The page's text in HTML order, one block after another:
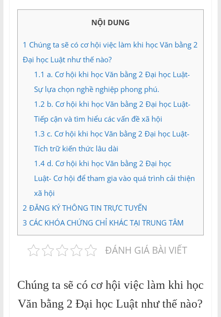
Nam
NỘI DUNG
1 Chúng ta sẽ có cơ hội việc làm khi học Văn bằng 2
Đại học Luật như thế nào?
1.1 a. Cơ hội khi học Văn bằng 2 Đại học Luật-
Sự lựa chọn nghề nghiệp phong phú.
1.2 b. Cơ hội khi học Văn bằng 2 Đại học Luật-
Tiếp cận và tìm hiểu các vấn đề xã hội
1.3 c. Cơ hội khi học Văn bằng 2 Đại học Luật-
Tích trữ kiến thức lâu dài
1.4d. Cơ hội khi học Văn bằng 2 Đại học
Luật- Cơ hội để tham gia vào quá trình cải thiện
xã hội
2 ĐĂNG KÝ THÔNG TIN TRỰC TUYẾN
3 CÁC KHÓA CHỨNG CHỈ KHÁC TẠI TRUNG TÂM
ĐÁNH GIÁ BÀI VIẾT
Chúng ta sẽ có cơ hội việc làm khi học
Văn bằng 2 Đại học Luật như thế nào?